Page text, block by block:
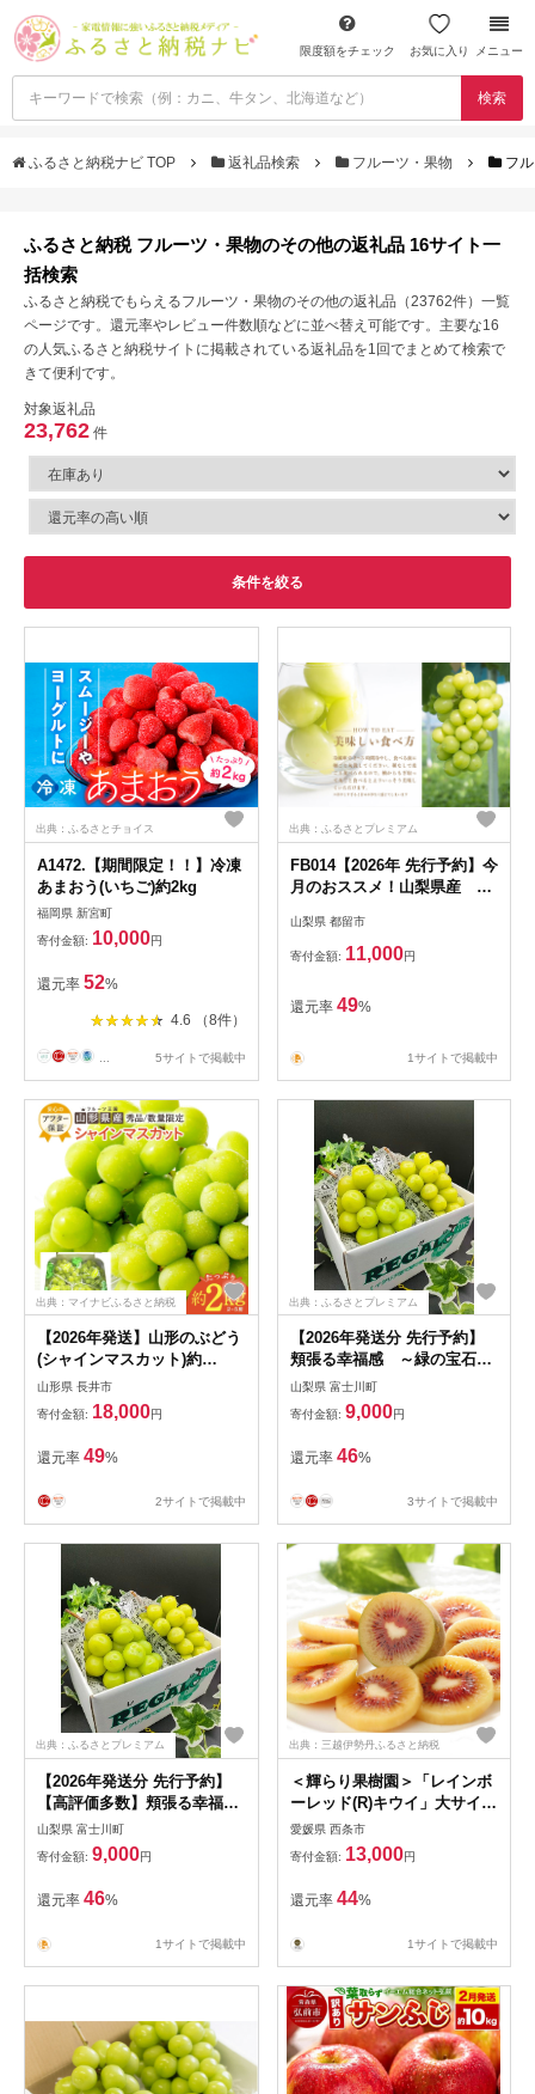
限度額をチェック お気に入り メニュー
検索
ふるさと納税ナビ TOP 返礼品検索 フルーツ・果物 フ
ふるさと納税 フルーツ・果物のその他の返礼品 16サイト一
括検索
ふるさと納税でもらえるフルーツ・果物のその他の返礼品（23762件）一覧
ページです。還元率やレビュー件数順などに並べ替え可能です。主要な16
の人気ふるさと納税サイトに掲載されている返礼品を1回でまとめて検索で
きて便利です。
対象返礼品
23,762 件
条件を絞る
出典：ふるさとチョイス
A1472.【期間限定！！】冷凍
あまおう(いちご)約2kg
福岡県 新宮町
寄付金額: 10,000円
還元率 52%
4.6 （8件）
... 5サイトで掲載中
出典：ふるさとプレミアム
FB014【2026年 先行予約】今
月のおススメ！山梨県産 シ
房～3房)|シャインマスカット
シャイン マスカット ブドウ
行予約 新鮮
山梨県 都留市
寄付金額: 11,000円
還元率 49%
1サイトで掲載中
出典：マイナビふるさと納税
【2026年発送】山形のぶどう
(シャインマスカット)約
2kg（2〜5房）_H063(R8)
山形県 長井市
寄付金額: 18,000円
還元率 49%
2サイトで掲載中
出典：ふるさとプレミアム
【2026年発送分 先行予約】
頬張る幸福感 ～緑の宝石・
シャインマスカット ～ １ｋ
ｇ以上（２～３房） フルーツ
山梨県産 果物 くだもの シャ
イン マスカット ぶどう ブド
ウ 葡萄 大粒 種なし 先行予約
9000円 九千円
山梨県 富士川町
寄付金額: 9,000円
還元率 46%
3サイトで掲載中
出典：ふるさとプレミアム
【2026年発送分 先行予約】
【高評価多数】頬張る幸福
感 ～緑の宝石・ シャインマ
スカット ～ １ｋｇ以上（２
～３房） フルーツ 山梨県産
果物 くだもの シャイン マス
カット ぶどう ブドウ 葡萄 大
10000円 一万円 9000円 九千
山梨県 富士川町
寄付金額: 9,000円
還元率 46%
1サイトで掲載中
出典：三越伊勢丹ふるさと納税
＜輝らり果樹園＞「レインボ
ーレッド(R)キウイ」大サイズ
8個
愛媛県 西条市
寄付金額: 13,000円
還元率 44%
1サイトで掲載中